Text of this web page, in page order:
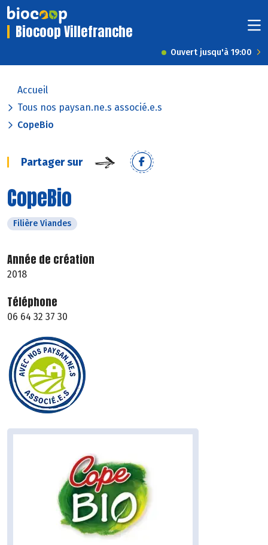
Biocoop Villefranche
Ouvert jusqu'à 19:00
Accueil
Tous nos paysan.ne.s associé.e.s
CopeBio
Partager sur
CopeBio
Filière Viandes
Année de création
2018
Téléphone
06 64 32 37 30